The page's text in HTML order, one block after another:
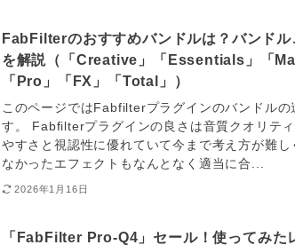
FabFilterのおすすめバンドルは？バンド
を解説（「Creative」「Essentials」「
「Pro」「FX」「Total」）
このページではFabfilterプラグインのバンドルの
す。 Fabfilterプラグインの良さは音質クオリテ
やすさと視認性に優れていて今まで考え方が難
なかったエフェクトもなんとなく適当に合...
2026年1月16日
「FabFilter Pro-Q4」セール！使ってみた